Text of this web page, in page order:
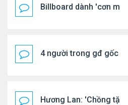
Billboard dành 'cơn
4 người trong gđ gốc
Hương Lan: 'Chồng